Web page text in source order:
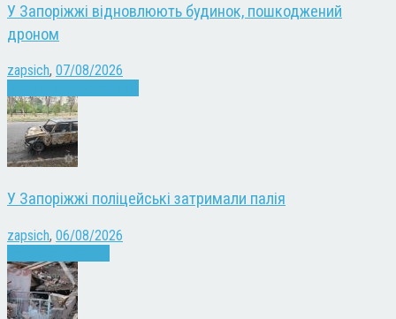
У Запоріжжі відновлюють будинок, пошкоджений
дроном
zapsich, 07/08/2026
У Запоріжжі поліцейські затримали палія
zapsich, 06/08/2026